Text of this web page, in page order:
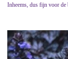
Inheems, dus fijn voor de